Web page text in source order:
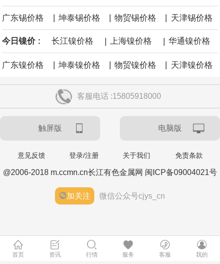
机存取存储器（DRAM）。
广东锡价格 坤泰锡价格 物贸锡价格 天津锡价格
今日镍价 : 长江镍价格 | 上海镍价格 | 华通镍价格
广东镍价格 | 坤泰镍价格 | 物贸镍价格 | 天津镍价格
客服电话 :15805918000
触屏版 电脑版
意见反馈 登录/注册 关于我们 免责条款
@2006-2018 m.ccmn.cn长江有色金属网 闽ICP备09004021号
加关注 微信公众号cjys_cn
首页 资讯 行情 服务 客服 我的